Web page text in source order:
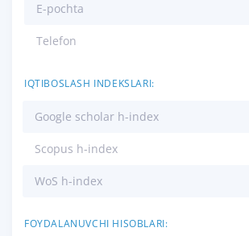
E-pochta
Telefon
IQTIBOSLASH INDEKSLARI:
Google scholar h-index
Scopus h-index
WoS h-index
FOYDALANUVCHI HISOBLARI: